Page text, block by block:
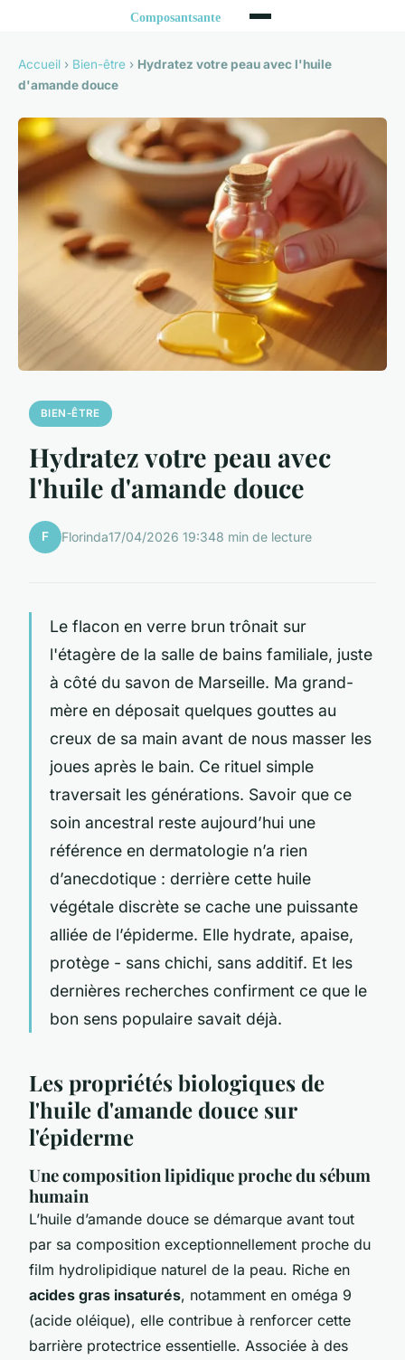
Accueil › Bien-être › Hydratez votre peau avec l'huile
d'amande douce
BIEN-ÊTRE
Hydratez votre peau avec
l'huile d'amande douce
F Florinda17/04/2026 19:348 min de lecture
Le flacon en verre brun trônait sur
l'étagère de la salle de bains familiale, juste
à côté du savon de Marseille. Ma grand-
mère en déposait quelques gouttes au
creux de sa main avant de nous masser les
joues après le bain. Ce rituel simple
traversait les générations. Savoir que ce
soin ancestral reste aujourd’hui une
référence en dermatologie n’a rien
d’anecdotique : derrière cette huile
végétale discrète se cache une puissante
alliée de l’épiderme. Elle hydrate, apaise,
protège - sans chichi, sans additif. Et les
dernières recherches confirment ce que le
bon sens populaire savait déjà.
Les propriétés biologiques de
l'huile d'amande douce sur
l'épiderme
Une composition lipidique proche du sébum
humain
L’huile d’amande douce se démarque avant tout
par sa composition exceptionnellement proche du
film hydrolipidique naturel de la peau. Riche en
acides gras insaturés, notamment en oméga 9
(acide oléique), elle contribue à renforcer cette
barrière protectrice essentielle. Associée à des